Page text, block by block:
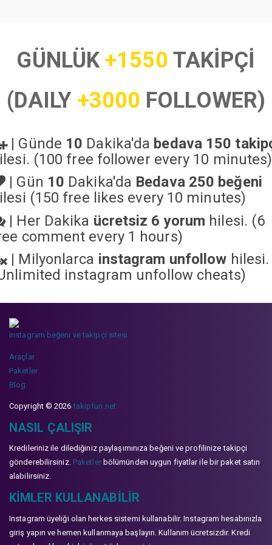
GÜNLÜK+1550 TAKİPÇİ
(DAILY +3000 FOLLOWER)
| Günde 10 Dakika'da bedava 150
(100 free follower every 10 minutes)
| Gün 10 Dakika'da Bedava 250 beğeni
(150 free likes every 10 minutes)
| Her Dakika ücretsiz 6 yorum hilesi. (6
comment every 1 hours)
| Milyonlarca instagram unfollow hilesi.
instagram unfollow cheats)
instagram beğeni ve takipçi sitesi
Araçlar
Paketler
Blog
Copyright © 2026takipfun.net
NASIL ÇALIŞIR
Kredileriniz ile dilediğiniz paylaşımınıza beğeni ve profilinize takipçi
gönderebilirsiniz. Paketlerbölümünden uygun fiyatlar ile bir paket satın
alabilirsiniz.
KIMLER KULLANABILIR
Instagram üyeliği olan herkes sistemi kullanabilir. Instagram hesabınızla
giriş yapın ve hemen kullanmaya başlayın. Kullanım ücretsizdir. Kredi